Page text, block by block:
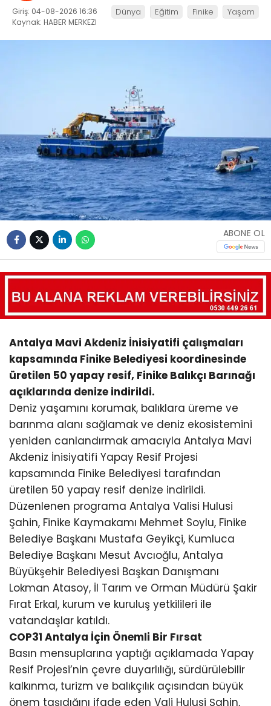
Giriş: 04-08-2026 16:36
Kaynak: HABER MERKEZI
Dünya Eğitim Finike Yaşam
ABONE OL
Antalya Mavi Akdeniz İnisiyatifi çalışmaları
kapsamında Finike Belediyesi koordinesinde
üretilen 50 yapay resif, Finike Balıkçı Barınağı
açıklarında denize indirildi.
Deniz yaşamını korumak, balıklara üreme ve
barınma alanı sağlamak ve deniz ekosistemini
yeniden canlandırmak amacıyla Antalya Mavi
Akdeniz İnisiyatifi Yapay Resif Projesi
kapsamında Finike Belediyesi tarafından
üretilen 50 yapay resif denize indirildi.
Düzenlenen programa Antalya Valisi Hulusi
Şahin, Finike Kaymakamı Mehmet Soylu, Finike
Belediye Başkanı Mustafa Geyikçi, Kumluca
Belediye Başkanı Mesut Avcıoğlu, Antalya
Büyükşehir Belediyesi Başkan Danışmanı
Lokman Atasoy, İl Tarım ve Orman Müdürü Şakir
Fırat Erkal, kurum ve kuruluş yetkilileri ile
vatandaşlar katıldı.
COP31 Antalya İçin Önemli Bir Fırsat
Basın mensuplarına yaptığı açıklamada Yapay
Resif Projesi’nin çevre duyarlılığı, sürdürülebilir
kalkınma, turizm ve balıkçılık açısından büyük
önem taşıdığını ifade eden Vali Hulusi Şahin,